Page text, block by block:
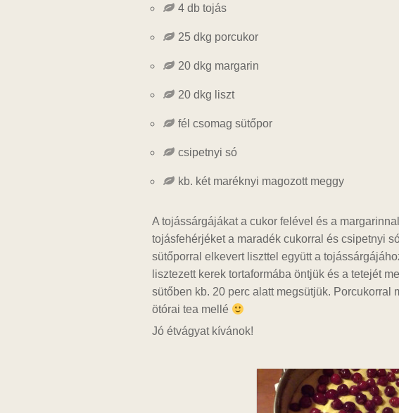
4 db tojás
25 dkg porcukor
20 dkg margarin
20 dkg liszt
fél csomag sütőpor
csipetnyi só
kb. két maréknyi magozott meggy
A tojássárgájákat a cukor felével és a
tojásfehérjéket a maradék cukorral és csipetnyi
sütőporral elkevert liszttel együtt a
lisztezett kerek tortaformába öntjük és a tetejét
sütőben kb. 20 perc alatt megsütjük. Porcukorral
ötórai tea mellé
Jó étvágyat kívánok!